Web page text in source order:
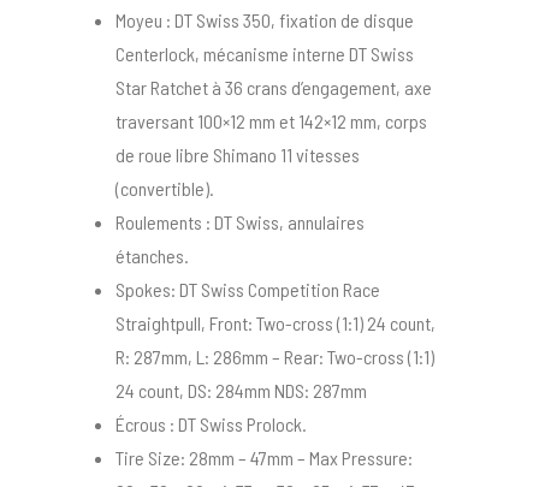
Moyeu : DT Swiss 350, fixation de disque
Centerlock, mécanisme interne DT Swiss
Star Ratchet à 36 crans d’engagement, axe
traversant 100×12 mm et 142×12 mm, corps
de roue libre Shimano 11 vitesses
(convertible).
Roulements : DT Swiss, annulaires
étanches.
Spokes: DT Swiss Competition Race
Straightpull, Front: Two-cross (1:1) 24 count,
R: 287mm, L: 286mm – Rear: Two-cross (1:1)
24 count, DS: 284mm NDS: 287mm
Écrous : DT Swiss Prolock.
Tire Size: 28mm – 47mm – Max Pressure: